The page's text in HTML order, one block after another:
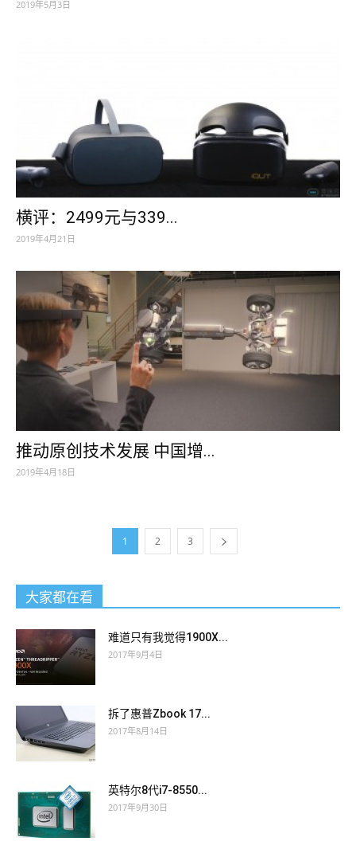
2019年5月3日
横评：2499元与339...
2019年4月21日
推动原创技术发展 中国增...
2019年4月18日
1 2 3
大家都在看
难道只有我觉得1900X...
2017年9月4日
拆了惠普Zbook 17...
2017年8月14日
英特尔8代i7-8550...
2017年9月30日